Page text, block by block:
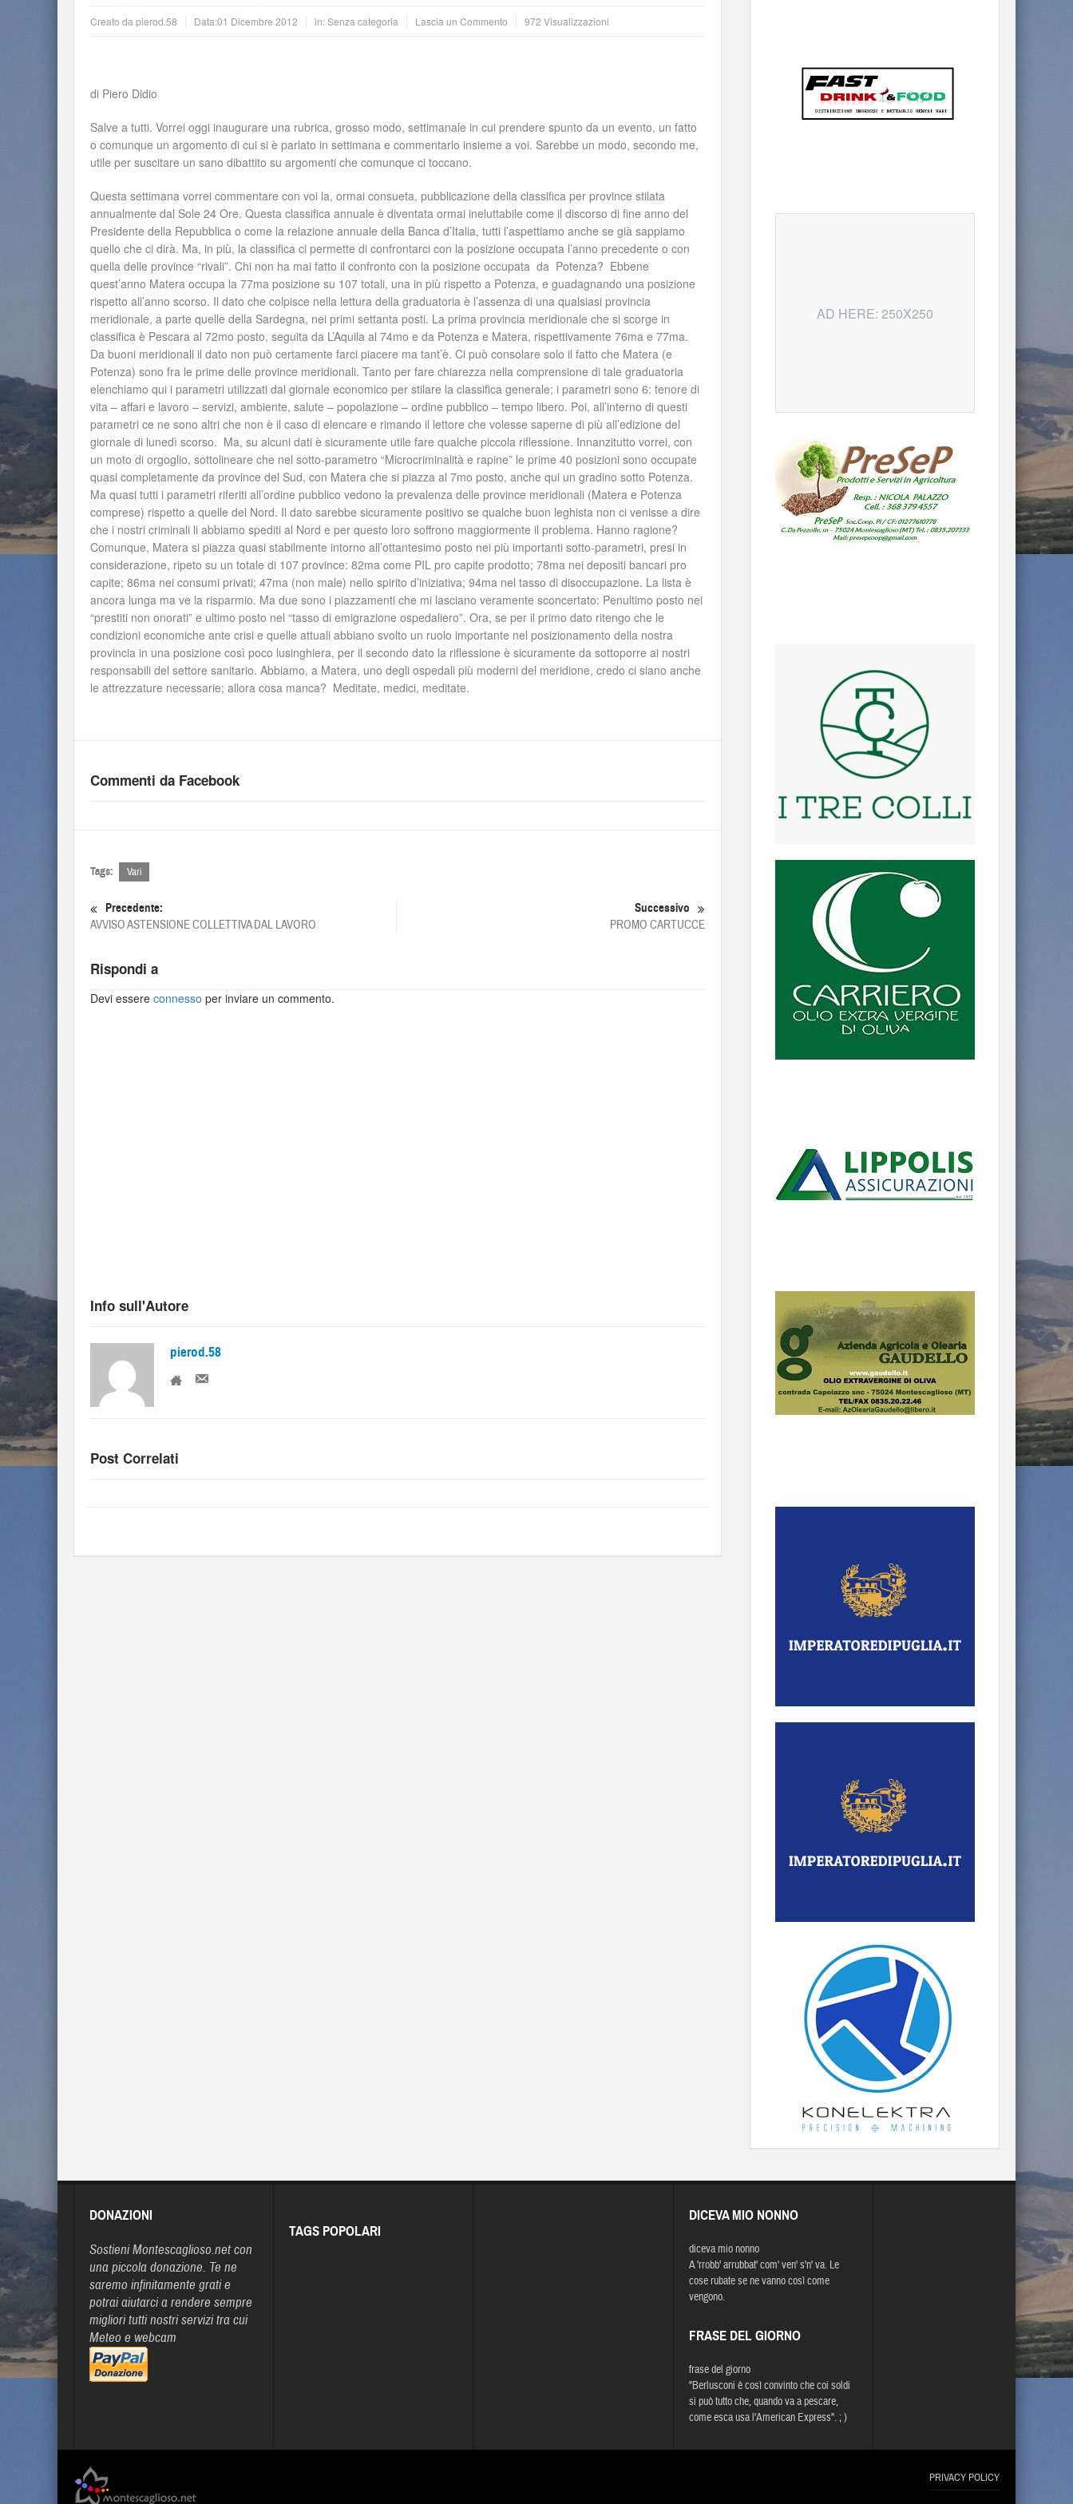
Creato da pierod.58 Data:01 Dicembre 2012 in: Senza categoria Lascia un Commento 972 Visualizzazioni
di Piero Didio
Salve a tutti. Vorrei oggi inaugurare una rubrica, grosso modo, settimanale in cui prendere spunto da un evento, un fatto
o comunque un argomento di cui si è parlato in settimana e commentarlo insieme a voi. Sarebbe un modo, secondo me,
utile per suscitare un sano dibattito su argomenti che comunque ci toccano.
Questa settimana vorrei commentare con voi la, ormai consueta, pubblicazione della classifica per province stilata
annualmente dal Sole 24 Ore. Questa classifica annuale è diventata ormai ineluttabile come il discorso di fine anno del
Presidente della Repubblica o come la relazione annuale della Banca d’Italia, tutti l’aspettiamo anche se già sappiamo
quello che ci dirà. Ma, in più, la classifica ci permette di confrontarci con la posizione occupata l’anno precedente o con
quella delle province “rivali”. Chi non ha mai fatto il confronto con la posizione occupata da Potenza? Ebbene
quest’anno Matera occupa la 77ma posizione su 107 totali, una in più rispetto a Potenza, e guadagnando una posizione
rispetto all’anno scorso. Il dato che colpisce nella lettura della graduatoria è l’assenza di una qualsiasi provincia
meridionale, a parte quelle della Sardegna, nei primi settanta posti. La prima provincia meridionale che si scorge in
classifica è Pescara al 72mo posto, seguita da L’Aquila al 74mo e da Potenza e Matera, rispettivamente 76ma e 77ma.
Da buoni meridionali il dato non può certamente farci piacere ma tant’è. Ci può consolare solo il fatto che Matera (e
Potenza) sono fra le prime delle province meridionali. Tanto per fare chiarezza nella comprensione di tale graduatoria
elenchiamo qui i parametri utilizzati dal giornale economico per stilare la classifica generale; i parametri sono 6: tenore di
vita – affari e lavoro – servizi, ambiente, salute – popolazione – ordine pubblico – tempo libero. Poi, all’interno di questi
parametri ce ne sono altri che non è il caso di elencare e rimando il lettore che volesse saperne di più all’edizione del
giornale di lunedì scorso. Ma, su alcuni dati è sicuramente utile fare qualche piccola riflessione. Innanzitutto vorrei, con
un moto di orgoglio, sottolineare che nel sotto-parametro “Microcriminalità e rapine” le prime 40 posizioni sono occupate
quasi completamente da province del Sud, con Matera che si piazza al 7mo posto, anche qui un gradino sotto Potenza.
Ma quasi tutti i parametri riferiti all’ordine pubblico vedono la prevalenza delle province meridionali (Matera e Potenza
comprese) rispetto a quelle del Nord. Il dato sarebbe sicuramente positivo se qualche buon leghista non ci venisse a dire
che i nostri criminali li abbiamo spediti al Nord e per questo loro soffrono maggiormente il problema. Hanno ragione?
Comunque, Matera si piazza quasi stabilmente intorno all’ottantesimo posto nei più importanti sotto-parametri, presi in
considerazione, ripeto su un totale di 107 province: 82ma come PIL pro capite prodotto; 78ma nei depositi bancari pro
capite; 86ma nei consumi privati; 47ma (non male) nello spirito d’iniziativa; 94ma nel tasso di disoccupazione. La lista è
ancora lunga ma ve la risparmio. Ma due sono i piazzamenti che mi lasciano veramente sconcertato: Penultimo posto nei
“prestiti non onorati” e ultimo posto nel “tasso di emigrazione ospedaliero”. Ora, se per il primo dato ritengo che le
condizioni economiche ante crisi e quelle attuali abbiano svolto un ruolo importante nel posizionamento della nostra
provincia in una posizione così poco lusinghiera, per il secondo dato la riflessione è sicuramente da sottoporre ai nostri
responsabili del settore sanitario. Abbiamo, a Matera, uno degli ospedali più moderni del meridione, credo ci siano anche
le attrezzature necessarie; allora cosa manca? Meditate, medici, meditate.
Commenti da Facebook
Tags: Vari
Precedente:
AVVISO ASTENSIONE COLLETTIVA DAL LAVORO
Successivo
PROMO CARTUCCE
Rispondi a
Devi essere connesso per inviare un commento.
Info sull'Autore
pierod.58
Post Correlati
AD HERE: 250X250
DONAZIONI
Sostieni Montescaglioso.net con
una piccola donazione. Te ne
saremo infinitamente grati e
potrai aiutarci a rendere sempre
migliori tutti nostri servizi tra cui
Meteo e webcam
TAGS POPOLARI
DICEVA MIO NONNO
diceva mio nonno
A 'rrobb' arrubbat' com' ven' s'n' va. Le
cose rubate se ne vanno così come
vengono.
FRASE DEL GIORNO
frase del giorno
"Berlusconi è così convinto che coi soldi
si può tutto che, quando va a pescare,
come esca usa l'American Express". ; )
PRIVACY POLICY